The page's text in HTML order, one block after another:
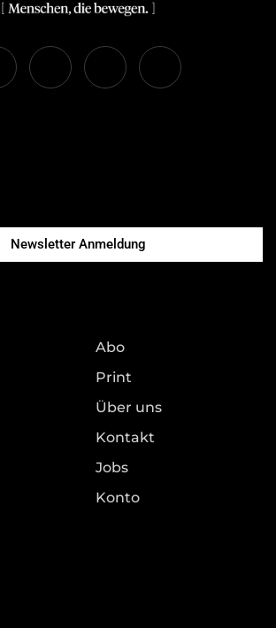
Newsletter Anmeldung
Abo
Print
Über uns
Kontakt
Jobs
Konto